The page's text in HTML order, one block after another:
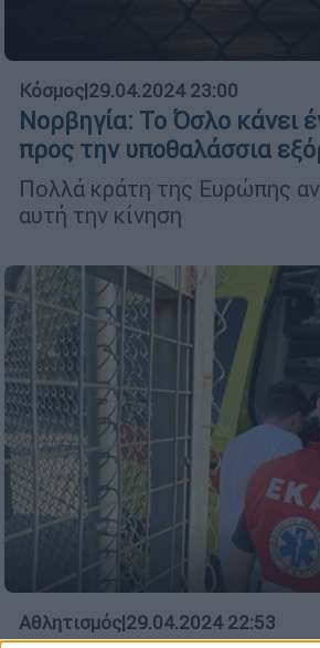
Κόσμος|29.04.2024 23:00
Νορβηγία: Το Όσλο κάνει
προς την υποθαλάσσια
Πολλά κράτη της Ευρώπης
αυτή την κίνηση
Αθλητισμός|29.04.2024 22:53